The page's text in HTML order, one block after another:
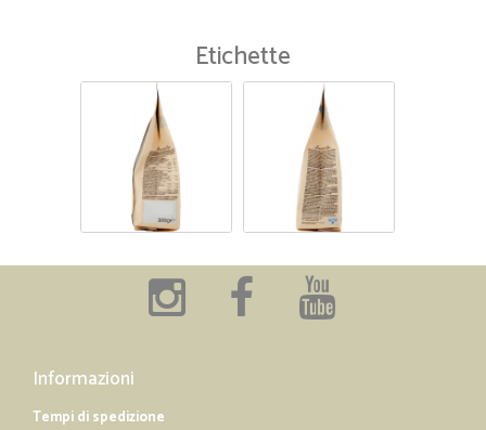
Etichette
Informazioni
Tempi di spedizione